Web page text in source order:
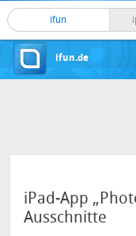
ifun
ifun.de
iPad-App
Ausschnitte